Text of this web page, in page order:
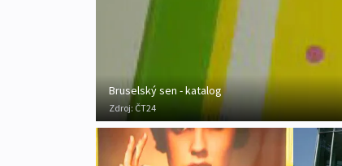
Bruselský sen - katalog
Zdroj: ČT24